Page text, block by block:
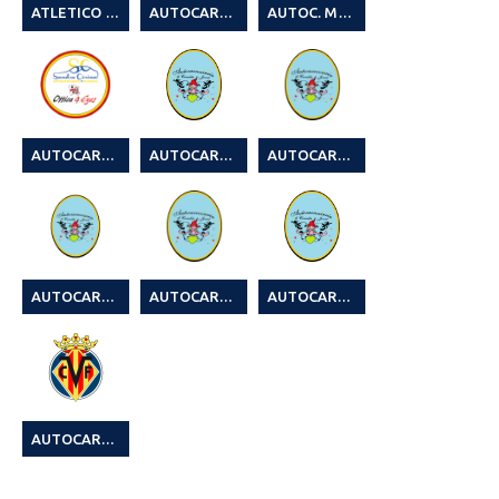
ATLETICO VILLASPECIOSA (2° CAMPIONATO LEGA CALCIO A 8 SEASON 23/24) AUTOCARROZZERIA JONNY CAREDDA 10° MR SOCCER CUP SUMMER EDITION AUTOC. MURA & LOBINA
AUTOCARROZZERIA CIRINA & OTTICA 4 EYES AUTOCARROZZERIA JONNY CAREDDA AUTOCARROZZERIA JONNY CAREDDA (1)
AUTOCARROZZERIA JONNY CAREDDA 15° QUARTU LEAGUE AUTOCARROZZERIA JONNY CAREDDA C7 4° CAGLIARI LEAGUE DIV. QUARTU AUTOCARROZZERIA JONNY CAREDDA CAGLIARI LEAGUE C5 SEASON 2024/25